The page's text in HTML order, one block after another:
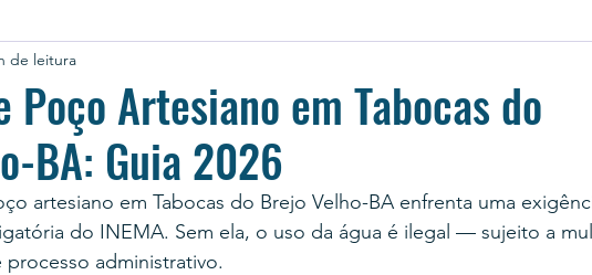
Poço Artesiano em Tabocas do
BA: Guia 2026
de leitura
artesiano em Tabocas do Brejo Velho-BA enfrenta uma
do INEMA. Sem ela, o uso da água é ilegal — sujeito a
administrativo.